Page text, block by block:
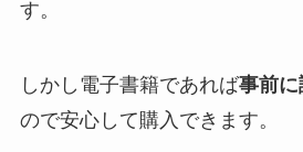
す。
しかし電子書籍であれば事前
ので安心して購入できます。